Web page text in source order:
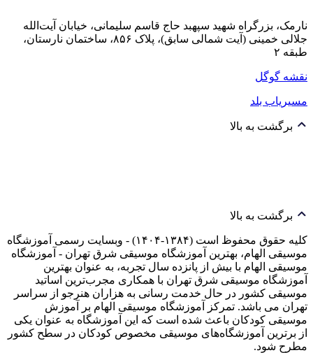
نارمک، بزرگراه شهید سپهبد حاج قاسم سلیمانی، خیابان آیت‌الله
جلالی خمینی (آیت شمالی سابق)، پلاک ۸۵۶، ساختمان نارستان،
طبقه ۲
نقشه گوگل
مسیریاب بلد
برگشت به بالا
برگشت به بالا
کلیه حقوق محفوظ است (۱۳۸۴-۱۴۰۴) - وبسایت رسمی آموزشگاه
موسیقی الهام، بهترین آموزشگاه موسیقی شرق تهران - آموزشگاه
موسیقی الهام با بیش از پانزده سال تجربه، به عنوان بهترین
آموزشگاه موسیقی شرق تهران با همکاری مجرب‌ترین اساتید
موسیقی کشور در حال خدمت رسانی به هزاران هنرجو از سراسر
تهران می باشد. تمرکز آموزشگاه موسیقی الهام بر آموزش
موسیقی کودکان باعث شده است که این آموزشگاه به عنوان یکی
از برترین آموزشگاه‌های موسیقی مخصوص کودکان در سطح کشور
مطرح شود.